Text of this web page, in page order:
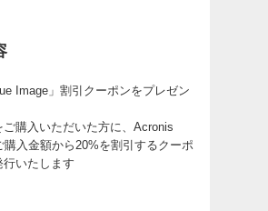
Image」割引クーポンをプレゼン
購入いただいた方に、Acronis
購入金額から20%を割引するクーポ
行いたします